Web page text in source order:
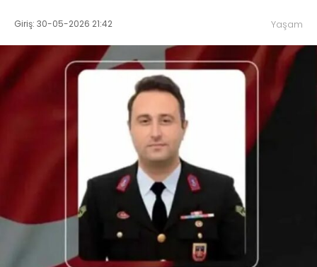
Giriş: 30-05-2026 21:42 Yaşam